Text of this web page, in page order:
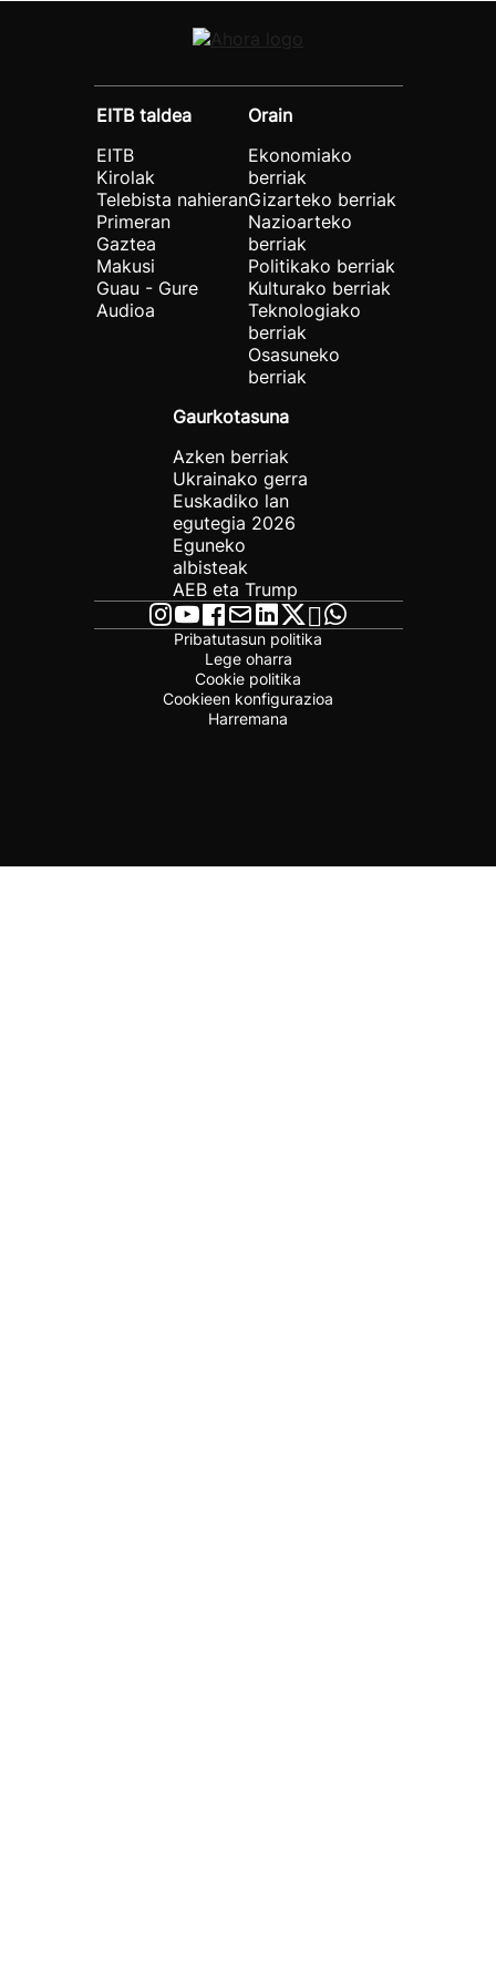
EITB taldea
EITB
Kirolak
Telebista nahieran
Primeran
Gaztea
Makusi
Guau - Gure
Audioa
Orain
Ekonomiako
berriak
Gizarteko berriak
Nazioarteko
berriak
Politikako berriak
Kulturako berriak
Teknologiako
berriak
Osasuneko
berriak
Gaurkotasuna
Azken berriak
Ukrainako gerra
Euskadiko lan
egutegia 2026
Eguneko
albisteak
AEB eta Trump
Pribatutasun politika
Lege oharra
Cookie politika
Cookieen konfigurazioa
Harremana